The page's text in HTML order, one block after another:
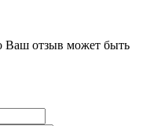
Ваш отзыв может быть